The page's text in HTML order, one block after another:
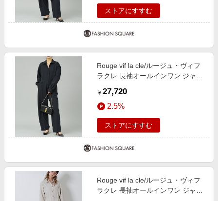
ストアにすすむ
Rouge vif la cle/ルージュ・ヴィフ
ラクレ 長袖オールインワン ジャン
￥ 27,720
2.5%
ストアにすすむ
Rouge vif la cle/ルージュ・ヴィフ
ラクレ 長袖オールインワン ジャン